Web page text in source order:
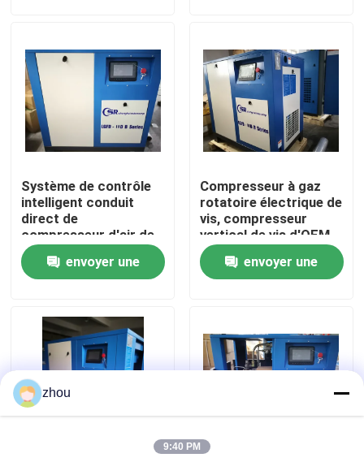
Vidéos
Au sujet de nous
Visite d'usine
Contrôle de qualité
Nouvelles
Cas
Demandez une citation
Système de contrôle
intelligent conduit
direct de
compresseur d'air de
coopération continue
envoyer une
Compresseur à gaz
rotatoire électrique de
vis, compresseur
vertical de vis d'OEM
envoyer une
zhou
9:40 PM